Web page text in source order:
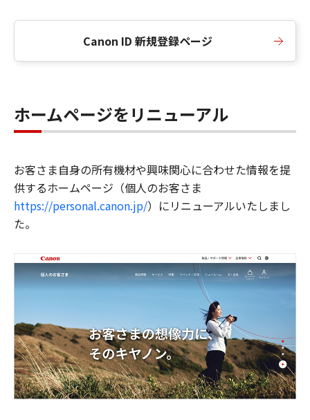
Canon ID 新規登録ページ
ホームページをリニューアル
お客さま自身の所有機材や興味関心に合わせた情報を提
供するホームページ（個人のお客さま
https://personal.canon.jp/）にリニューアルいたしまし
た。